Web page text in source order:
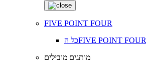
FIVE POINT FOUR
כל הFIVE POINT FOUR
מותגים מובילים